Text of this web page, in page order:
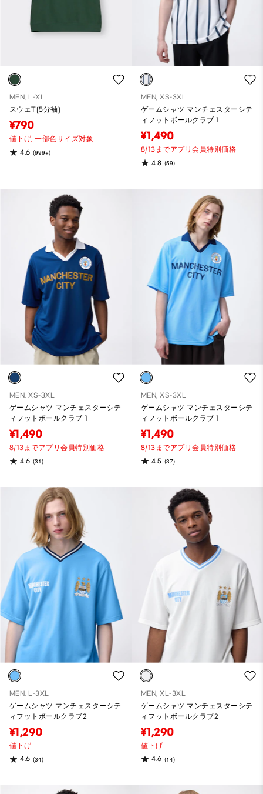
MEN, L-XL
スウェT(5分袖)
¥790
値下げ,一部色サイズ対象
4.6 (999+)
MEN, XS-3XL
ゲームシャツ マンチェスターシテ
ィフットボールクラブ 1
¥1,490
8/13までアプリ会員特別価格
4.8 (59)
MEN, XS-3XL
ゲームシャツ マンチェスターシテ
ィフットボールクラブ 1
¥1,490
8/13までアプリ会員特別価格
4.6 (31)
MEN, XS-3XL
ゲームシャツ マンチェスターシテ
ィフットボールクラブ 1
¥1,490
8/13までアプリ会員特別価格
4.5 (37)
MEN, L-3XL
ゲームシャツ マンチェスターシテ
ィフットボールクラブ2
¥1,290
値下げ
4.6 (34)
MEN, XL-3XL
ゲームシャツ マンチェスターシテ
ィフットボールクラブ2
¥1,290
値下げ
4.6 (14)